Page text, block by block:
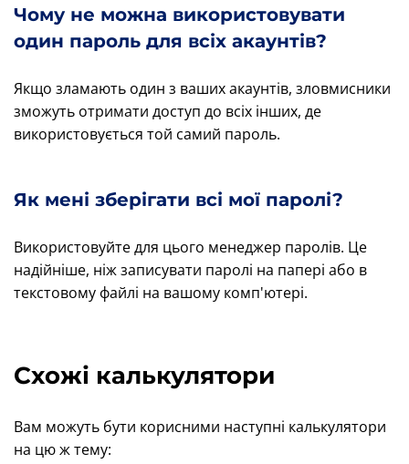
Чому не можна використовувати
один пароль для всіх акаунтів?
Якщо зламають один з ваших акаунтів, зловмисники
зможуть отримати доступ до всіх інших, де
використовується той самий пароль.
Як мені зберігати всі мої паролі?
Використовуйте для цього менеджер паролів. Це
надійніше, ніж записувати паролі на папері або в
текстовому файлі на вашому комп'ютері.
Схожі калькулятори
Вам можуть бути корисними наступні калькулятори
на цю ж тему: